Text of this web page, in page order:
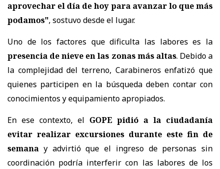
aprovechar el día de hoy para avanzar lo que más
podamos", sostuvo desde el lugar.
Uno de los factores que dificulta las labores es la
presencia de nieve en las zonas más altas. Debido a
la complejidad del terreno, Carabineros enfatizó que
quienes participen en la búsqueda deben contar con
conocimientos y equipamiento apropiados.
En ese contexto, el GOPE pidió a la ciudadanía
evitar realizar excursiones durante este fin de
semana y advirtió que el ingreso de personas sin
coordinación podría interferir con las labores de los